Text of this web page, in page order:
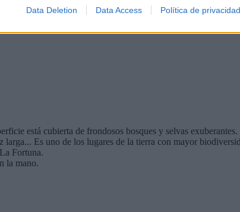
Data Deletion Data Access Política de privacidad
alquiler, lanchas... Aunque las distancias no son muy
está cubierta de frondosos bosques y selvas exuberantes.
larga... Es uno de los lugares de la tierra con mayor
Fortuna.
la mano.